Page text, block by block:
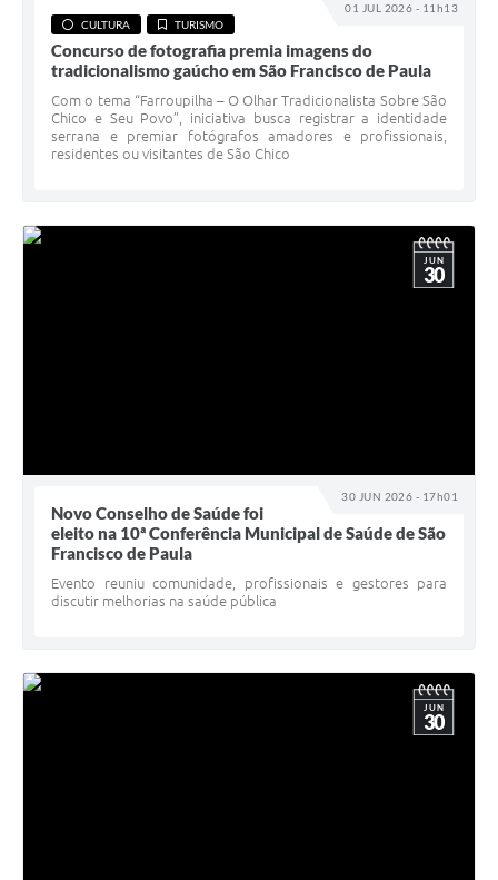
01 JUL 2026 - 11h13
CULTURA TURISMO
Concurso de fotografia premia imagens do
tradicionalismo gaúcho em São Francisco de Paula
Com o tema “Farroupilha – O Olhar Tradicionalista Sobre São
Chico e Seu Povo”, iniciativa busca registrar a identidade
serrana e premiar fotógrafos amadores e profissionais,
residentes ou visitantes de São Chico
30 JUN 2026 - 17h01
JUN
30
Novo Conselho de Saúde foi
eleito na 10ª Conferência Municipal de Saúde de São
Francisco de Paula
Evento reuniu comunidade, profissionais e gestores para
discutir melhorias na saúde pública
JUN
30